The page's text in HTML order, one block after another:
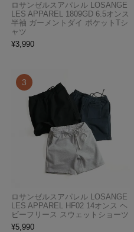
ロサンゼルスアパレル LOSANGE
LES APPAREL 1809GD 6.5オンス
半袖 ガーメントダイ ポケットTシ
ャツ
¥3,990
ロサンゼルスアパレル LOSANGE
LES APPAREL HF02 14オンス ヘ
ビーフリース スウェットショーツ
¥5,990